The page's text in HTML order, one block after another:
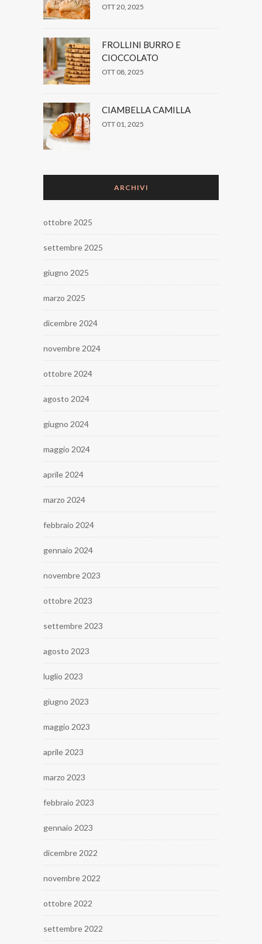
OTT 20, 2025
FROLLINI BURRO E
CIOCCOLATO
OTT 08, 2025
CIAMBELLA CAMILLA
OTT 01, 2025
ARCHIVI
ottobre 2025
settembre 2025
giugno 2025
marzo 2025
dicembre 2024
novembre 2024
ottobre 2024
agosto 2024
giugno 2024
maggio 2024
aprile 2024
marzo 2024
febbraio 2024
gennaio 2024
novembre 2023
ottobre 2023
settembre 2023
agosto 2023
luglio 2023
giugno 2023
maggio 2023
aprile 2023
marzo 2023
febbraio 2023
gennaio 2023
dicembre 2022
novembre 2022
ottobre 2022
settembre 2022